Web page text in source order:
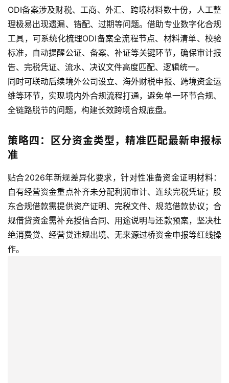
融
牌
照
问
答
社
区
态
合
作
伙
伴
专
栏
ODI备案涉及财税、工商、外汇、跨境材料数十份，人工整
理极易出现遗漏、错配、过期等问题。借助专业数字化合规
工具，可系统化梳理ODI备案全流程节点、材料清单、校验
标准，自动提醒公证、备案、补证等关键环节，确保审计报
告、完税凭证、流水、决议文件高度匹配、逻辑统一。
同时可联动后续境外公司设立、海外财税申报、跨境资金运
维等环节，实现境内外合规流程打通，避免单一环节合规、
全链路脱节的问题，构建长效跨境合规底盘。
策略四：区分资金类型，精准匹配最新申报标
准
贴合2026年新规差异化要求，针对性准备资金证明材料：
自有经营资金重点补齐未分配利润审计、连续完税凭证；股
东合规借款需提供资产证明、完税文件、规范借款协议；合
规借贷资金需补充授信合同、用途说明与还款预案，坚决杜
绝消费贷、经营贷违规出境、无来源过桥资金申报等红线操
作。